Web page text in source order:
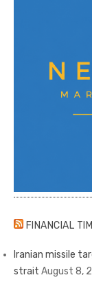
FINANCIAL
Iranian missile
strait August 8,